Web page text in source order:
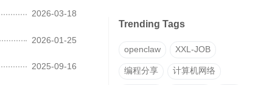
2026-03-18
2026-01-25
2025-09-16
Trending Tags
openclaw XXL-JOB
编程分享 计算机网络